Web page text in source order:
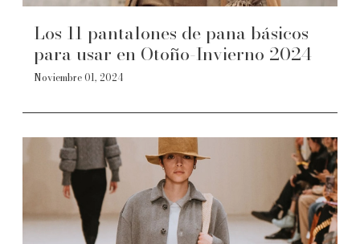
Los 11 pantalones de pana básicos
para usar en Otoño-Invierno 2024
Noviembre 01, 2024